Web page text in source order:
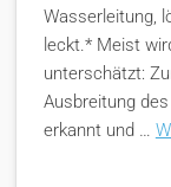
Wasserleitung,
leckt.* Meist
unterschätzt:
Ausbreitung
erkannt und …